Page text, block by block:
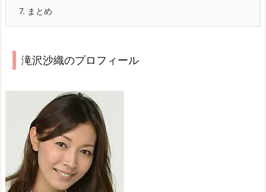
7. まとめ
滝沢沙織のプロフィール